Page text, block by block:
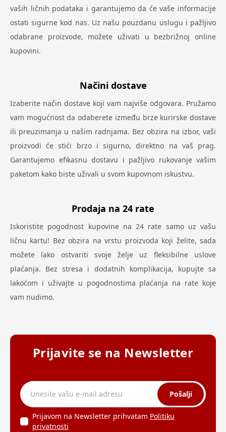
vaših ličnih podataka i garantujemo da će vaše informacije
ostati sigurne kod nas. Uz našu pouzdanu uslugu i pažljivo
odabrane proizvode, možete uživati u bezbrižnoj online
kupovini.
Načini dostave
Izaberite način dostave koji vam najviše odgovara. Pružamo
vam mogućnost da odaberete između brze kurirske dostave
ili preuzimanja u našim radnjama. Bez obzira na izbor, vaši
proizvodi će stići brzo i sigurno, direktno na vaš prag.
Garantujemo efikasnu dostavu i pažljivo rukovanje vašim
paketom kako biste uživali u svom kupovnom iskustvu.
Prodaja na 24 rate
Iskoristite pogodnost kupovine na 24 rate samo uz vašu
ličnu kartu! Bez obzira na vrstu proizvoda koji želite, sada
možete lako ostvariti svoje želje uz fleksibilne uslove
plaćanja. Bez stresa i dodatnih komplikacija, kupujte sa
lakoćom i uživajte u pogodnostima plaćanja na rate koje
vam nudimo.
Prijavite se na Newsletter
Pošalji
Prijavom na Newsletter prihvatam Politiku
privatnosti